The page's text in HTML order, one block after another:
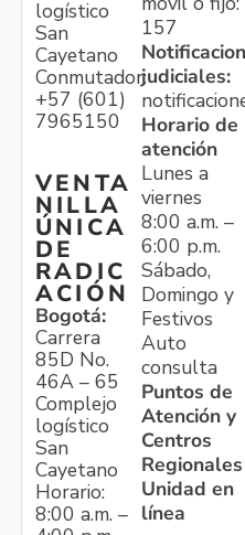
logístico
San
Cayetano
Conmutador:
+57 (601)
7965150
VENTA
NILLA
ÚNICA
DE
RADIC
ACIÓN
Bogotá:
Carrera
85D No.
46A – 65
Complejo
logístico
San
Cayetano
Horario:
8:00 a.m. –
157
judiciales:
Horario de
atención
Lunes a
viernes
8:00 a.m. –
6:00 p.m.
Sábado,
Domingo y
Festivos
Auto
consulta
Puntos de
Atención y
Centros
Regionales
Unidad en
línea